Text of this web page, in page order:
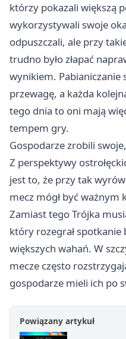
którzy pokazali większą
wykorzystywali swoje
odpuszczali, ale przy
trudno było złapać
wynikiem.
przewagę, a każda
tego dnia to oni mają
tempem gry.
Gospodarze zrobili
Z perspektywy
jest to, że przy tak
mecz mógł być
Zamiast tego Trójka
który rozegrał spotkanie
większych wahań. W
mecze często
gospodarze mieli ich po
Powiązany artykuł